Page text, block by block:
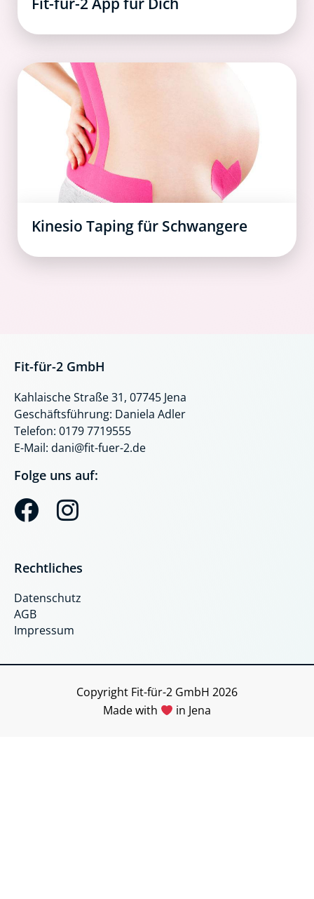
Kinesio Taping für Schwangere
Fit-für-2 GmbH
Kahlaische Straße 31, 07745 Jena
Geschäftsführung: Daniela Adler
Telefon: 0179 7719555
E-Mail: dani@fit-fuer-2.de
Folge uns auf:
F
a
c
e
b
o
o
I
s
t
a
g
r
a
m
Rechtliches
Datenschutz
AGB
Impressum
Copyright Fit-für-2 GmbH 2026
Made with
in Jena